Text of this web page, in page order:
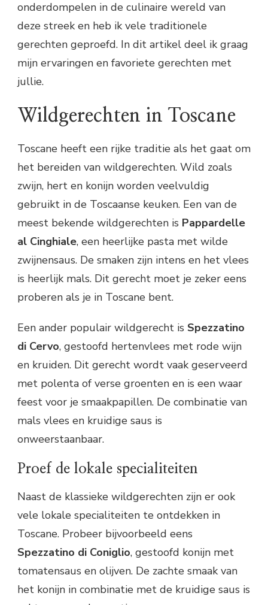
onderdompelen in de culinaire wereld van
deze streek en heb ik vele traditionele
gerechten geproefd. In dit artikel deel ik graag
mijn ervaringen en favoriete gerechten met
jullie.
Wildgerechten in Toscane
Toscane heeft een rijke traditie als het gaat om
het bereiden van wildgerechten. Wild zoals
zwijn, hert en konijn worden veelvuldig
gebruikt in de Toscaanse keuken. Een van de
meest bekende wildgerechten is Pappardelle
al Cinghiale, een heerlijke pasta met wilde
zwijnensaus. De smaken zijn intens en het vlees
is heerlijk mals. Dit gerecht moet je zeker eens
proberen als je in Toscane bent.
Een ander populair wildgerecht is Spezzatino
di Cervo, gestoofd hertenvlees met rode wijn
en kruiden. Dit gerecht wordt vaak geserveerd
met polenta of verse groenten en is een waar
feest voor je smaakpapillen. De combinatie van
mals vlees en kruidige saus is
onweerstaanbaar.
Proef de lokale specialiteiten
Naast de klassieke wildgerechten zijn er ook
vele lokale specialiteiten te ontdekken in
Toscane. Probeer bijvoorbeeld eens
Spezzatino di Coniglio, gestoofd konijn met
tomatensaus en olijven. De zachte smaak van
het konijn in combinatie met de kruidige saus is